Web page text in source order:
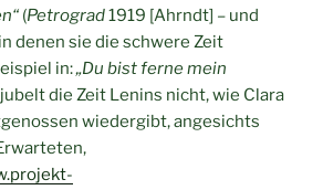
(Petrograd1919 [Ahrndt] – und
denen sie die schwere Zeit
in:„Du bist ferne mein
die Zeit Lenins nicht, wie Clara
wiedergibt, angesichts